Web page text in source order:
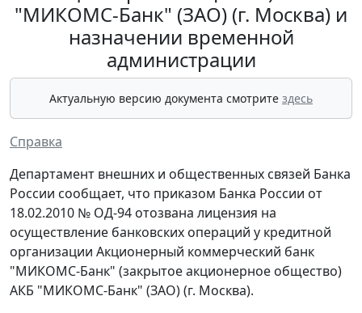
"МИКОМС-Банк" (ЗАО) (г. Москва) и
назначении временной
администрации
Актуальную версию документа смотрите здесь
Справка
Департамент внешних и общественных связей Банка
России сообщает, что приказом Банка России от
18.02.2010 № ОД-94 отозвана лицензия на
осуществление банковских операций у кредитной
организации Акционерный коммерческий банк
"МИКОМС-Банк" (закрытое акционерное общество)
АКБ "МИКОМС-Банк" (ЗАО) (г. Москва).